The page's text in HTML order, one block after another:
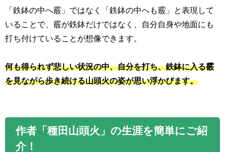
「鉄鉢の中へ霰」ではなく「鉄鉢の中へも霰」と表現して
いることで、霰が鉄鉢だけではなく、自分自身や地面にも
打ち付けていることが想像できます。
何も得られず悲しい状況の中、自分を打ち、鉄鉢に入る霰
を見ながら歩き続ける山頭火の姿が思い浮かびます。
作者「種田山頭火」の生涯を簡単にご紹
介！